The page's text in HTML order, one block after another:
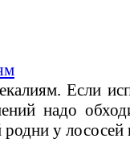
Если
надо
родни у